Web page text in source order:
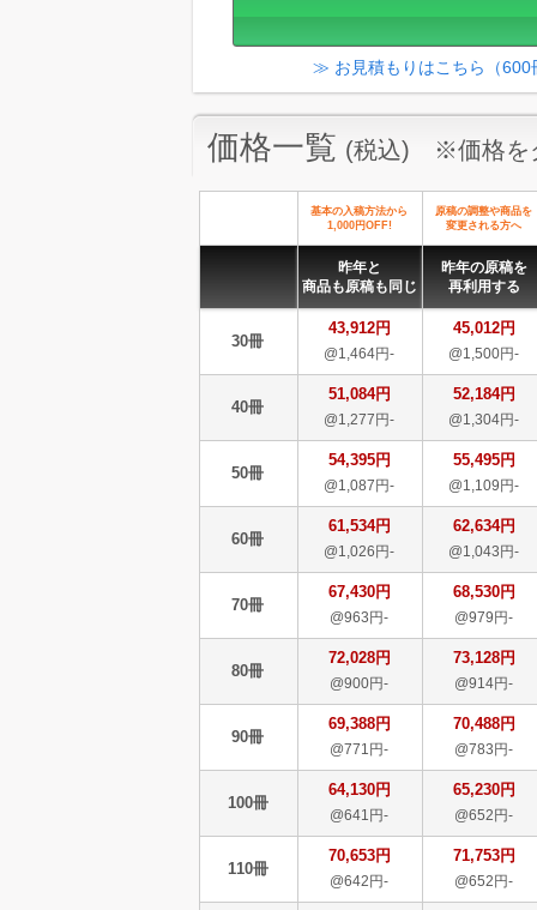
≫ お見積もりはこちら（600
価格一覧 (税込) ※価格を
基本の入稿方法から
1,000円OFF!
原稿の調整や商品を
変更される方へ
昨年と
商品も原稿も同じ
昨年の原稿を
再利用する
30冊
43,912円
@1,464円-
45,012円
@1,500円-
40冊
51,084円
@1,277円-
52,184円
@1,304円-
50冊
54,395円
@1,087円-
55,495円
@1,109円-
60冊
61,534円
@1,026円-
62,634円
@1,043円-
70冊
67,430円
@963円-
68,530円
@979円-
80冊
72,028円
@900円-
73,128円
@914円-
90冊
69,388円
@771円-
70,488円
@783円-
100冊
64,130円
@641円-
65,230円
@652円-
110冊
70,653円
@642円-
71,753円
@652円-